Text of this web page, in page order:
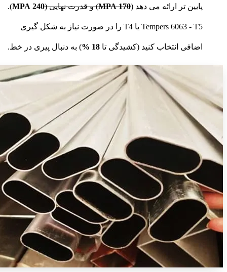
پایین تر ارائه می دهد (170 MPA ) و قدرت نهایی (240 MPA
).
Tempers 6063 - T5 یا T4 را در صورت نیاز به شکل گیری
اضافی انتخاب کنید (کشیدگی تا 18 % ) به دنبال پیری در خط.